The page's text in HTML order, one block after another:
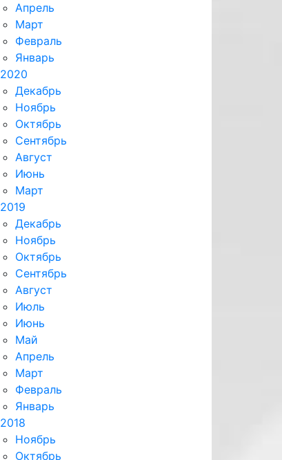
Апрель
Март
Февраль
Январь
2020
Декабрь
Ноябрь
Октябрь
Сентябрь
Август
Июнь
Март
2019
Декабрь
Ноябрь
Октябрь
Сентябрь
Август
Июль
Июнь
Май
Апрель
Март
Февраль
Январь
2018
Ноябрь
Октябрь